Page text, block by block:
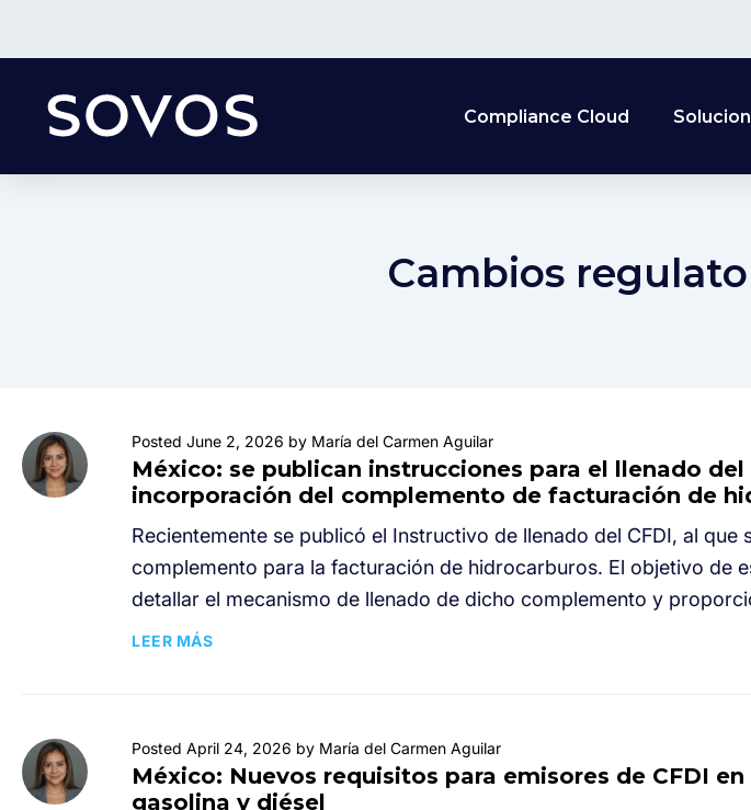
Compliance Cloud
Cambios
Posted June 2, 2026 by María del Carmen Aguilar
México: se publican instrucciones para el llenado del
incorporación del complemento de facturación de
Recientemente se publicó el Instructivo de llenado del CFDI, al que
complemento para la facturación de hidrocarburos. El objetivo de
detallar el mecanismo de llenado de dicho complemento y
LEER MÁS
Posted April 24, 2026 by María del Carmen Aguilar
México: Nuevos requisitos para emisores de CFDI
gasolina y diésel